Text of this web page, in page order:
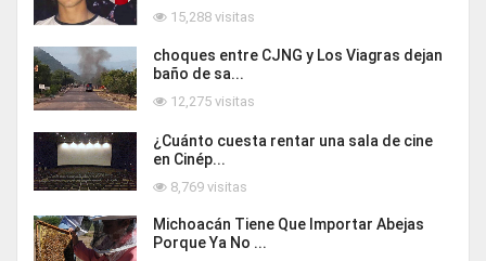
15,288 visitas
choques entre CJNG y Los Viagras dejan
baño de sa...
12,275 visitas
¿Cuánto cuesta rentar una sala de cine
en Cinép...
8,769 visitas
Michoacán Tiene Que Importar Abejas
Porque Ya No ...